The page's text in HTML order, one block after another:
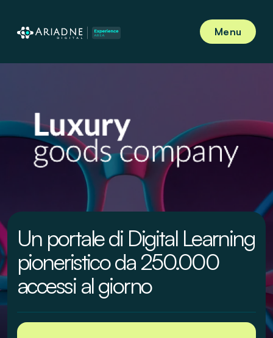
Menu
Un portale di Digital Learning
pioneristico da 250.000
accessi al giorno